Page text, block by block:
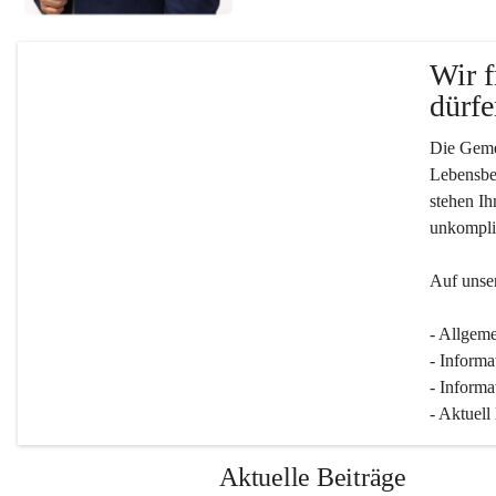
Wir
Die
stehen
Auf
-
-
-
- Aktuell
Aktuelle Beiträge